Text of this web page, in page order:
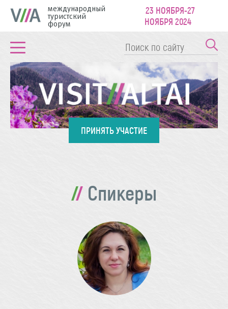
международный
туристский
форум
23 НОЯБРЯ-27
НОЯБРЯ 2024
ПРИНЯТЬ УЧАСТИЕ
Спикеры